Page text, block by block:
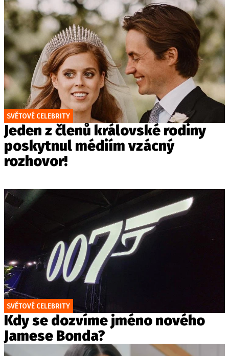
SVĚTOVÉ CELEBRITY
Jeden z členů královské rodiny
poskytnul médiím vzácný
rozhovor!
SVĚTOVÉ CELEBRITY
Kdy se dozvíme jméno nového
Jamese Bonda?